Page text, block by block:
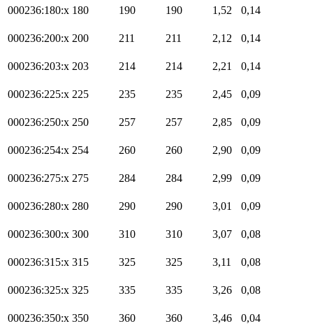
000236:180:x 180 190 190 1,52 0,14
000236:200:x 200 211 211 2,12 0,14
000236:203:x 203 214 214 2,21 0,14
000236:225:x 225 235 235 2,45 0,09
000236:250:x 250 257 257 2,85 0,09
000236:254:x 254 260 260 2,90 0,09
000236:275:x 275 284 284 2,99 0,09
000236:280:x 280 290 290 3,01 0,09
000236:300:x 300 310 310 3,07 0,08
000236:315:x 315 325 325 3,11 0,08
000236:325:x 325 335 335 3,26 0,08
000236:350:x 350 360 360 3,46 0,04